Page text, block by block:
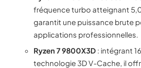
fréquence turbo atteignant 5,0
garantit une puissance brute
applications professionnelles.
Ryzen 7 9800X3D : intégrant
technologie 3D V-Cache, il